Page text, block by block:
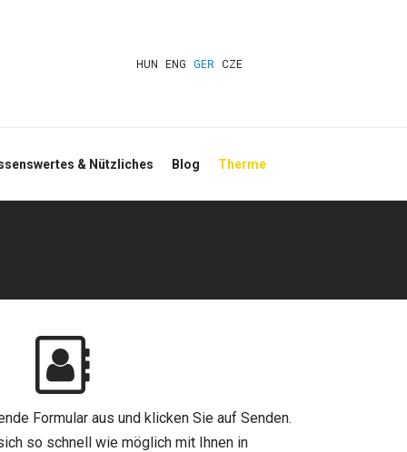
HUN ENG GER CZE
& Nützliches Blog Therme
Formular aus und klicken Sie auf Senden.
so schnell wie möglich mit Ihnen in